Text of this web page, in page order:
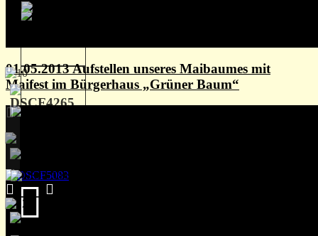
01.05.2013 Aufstellen unseres Maibaumes mit
Maifest im Bürgerhaus „Grüner Baum“